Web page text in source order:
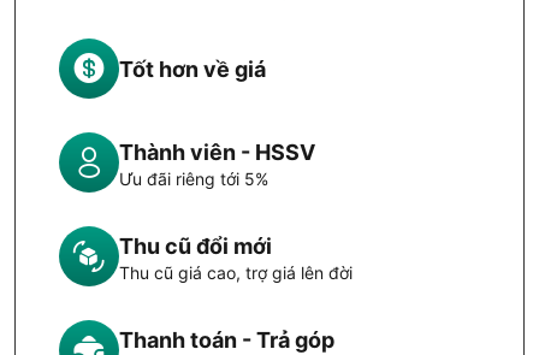
Tốt hơn về giá
Thành viên - HSSV
Ưu đãi riêng tới 5%
Thu cũ đổi mới
Thu cũ giá cao, trợ giá lên đời
Thanh toán - Trả góp